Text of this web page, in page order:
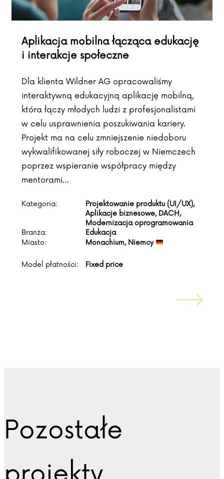
Aplikacja mobilna łącząca edukację
i interakcje społeczne
Dla klienta Wildner AG opracowaliśmy
interaktywną edukacyjną aplikację mobilną,
która łączy młodych ludzi z profesjonalistami
w celu usprawnienia poszukiwania kariery.
Projekt ma na celu zmniejszenie niedoboru
wykwalifikowanej siły roboczej w Niemczech
poprzez wspieranie współpracy między
mentorami…
Kategoria:
Projektowanie produktu (UI/UX),
Aplikacje biznesowe, DACH,
Modernizacja oprogramowania
Branża:
Edukacja
Miasto:
Monachium, Niemcy
Model płatności: Fixed price
Pozostałe